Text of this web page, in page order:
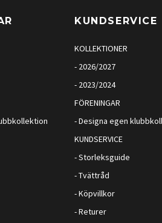
KUNDSERVICE
KOLLEKTIONER
- 2026/2027
- 2023/2024
FÖRENINGAR
- Designa egen
KUNDSERVICE
- Storleksguide
- Tvättråd
- Köpvillkor
- Returer